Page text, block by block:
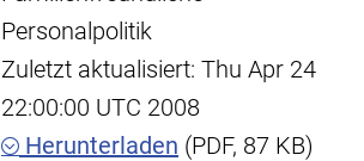
Personalpolitik
Zuletzt aktualisiert: Thu Apr 24
22:00:00 UTC 2008
Herunterladen (PDF, 87 KB)